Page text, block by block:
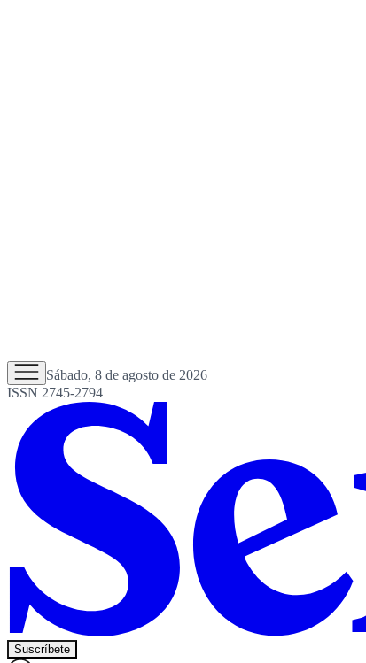
Sábado, 8 de agosto de 2026
ISSN 2745-2794
Suscríbete